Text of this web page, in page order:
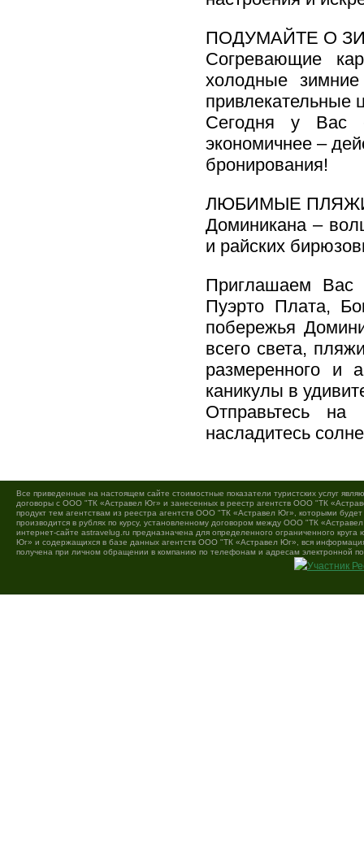
ПОДУМАЙТЕ О
Согревающие
холодные
привлекательные
Сегодня у Вас
экономичнее –
бронирования!
ЛЮБИМЫЕ
Доминикана –
и райских
Приглашаем Вас
Пуэрто Плата,
побережья
всего света,
размеренного и
каникулы в
Отправьтесь на
насладитесь
Все приведенные на настоящем сайте стоимостные показатели туристских услуг
договоры с ООО "ТК «Астравел Юг» и занесенных в реестр агентств ООО "ТК
продукт тем агентствам из реестра агентств ООО "ТК «Астравел Юг», которыми
производится в рублях по курсу, установленному договором между ООО "ТК
интернет-сайте astravelug.ru предназначена для определенного ограниченного
Юг» и содержащихся в базе данных агентств ООО "ТК «Астравел Юг», вся
получена при личном обращении в компанию по телефонам и адресам электронной